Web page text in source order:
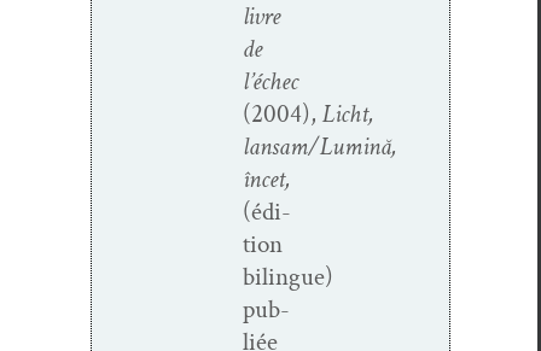
livre
de
l’échec
(2004), Licht,
lansam/Lumină,
încet,
(édi­
tion
bilingue)
pub­
liée